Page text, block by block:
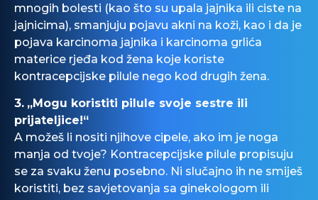
mnogih bolesti (kao što su upala jajnika ili ciste na
jajnicima), smanjuju pojavu akni na koži, kao i da je
pojava karcinoma jajnika i karcinoma grlića
materice rjeđa kod žena koje koriste
kontracepcijske pilule nego kod drugih žena.
3. „Mogu koristiti pilule svoje sestre ili
prijateljice!“
A možeš li nositi njihove cipele, ako im je noga
manja od tvoje? Kontracepcijske pilule propisuju
se za svaku ženu posebno. Ni slučajno ih ne smiješ
koristiti, bez savjetovanja sa ginekologom ili